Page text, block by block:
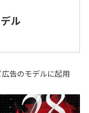
ル
告のモデルに起用